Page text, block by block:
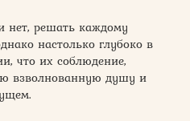
решать каждому
настолько глубоко в
что их соблюдение,
взволнованную душу и